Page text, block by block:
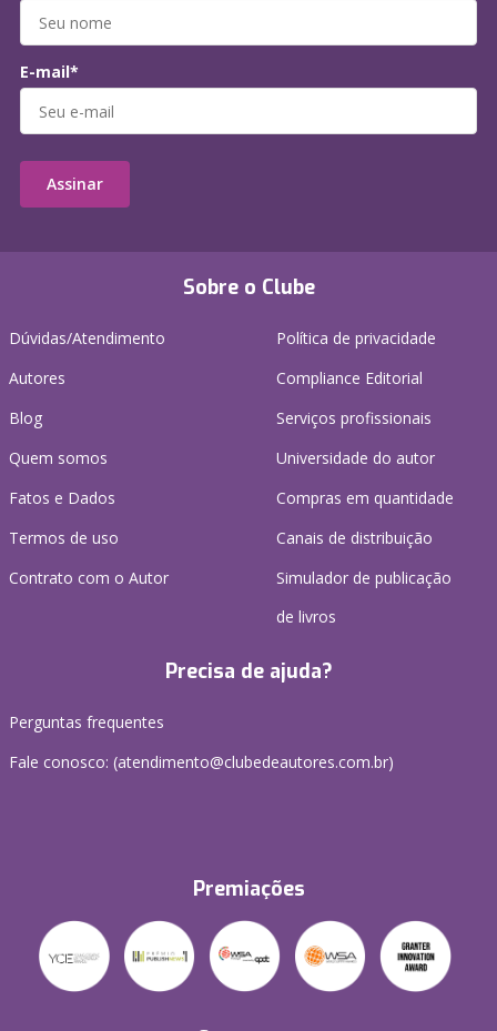
Sobre o Clube
Dúvidas/Atendimento
Autores
Blog
Quem somos
Fatos e Dados
Termos de uso
Contrato com o Autor
Política de privacidade
Compliance Editorial
Serviços profissionais
Universidade do autor
Compras em quantidade
Canais de distribuição
Simulador de publicação
de livros
Precisa de ajuda?
Perguntas frequentes
Fale conosco: (atendimento@clubedeautores.com.br)
Premiações
E-mail*
Assinar